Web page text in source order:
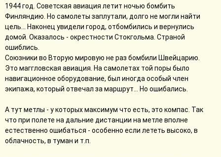
1944 год. Советская авиация летит ночью бомбить
Финляндию. Но самолеты заплутали, долго не могли найти
цель... Наконец увидели город, отбомбились и вернулись
домой. Оказалось - окрестности Стокгольма. Страной
ошиблись.
Союзники во Вторую мировую не раз бомбили Швейцарию.
Это маггловская авиация. На самолетах той поры было
навигационное оборудование, был иногда особый член
экипажа, который отвечал за маршрут... Но ошибались.
А тут метлы - у которых максимум что есть, это компас. Так
что при полете на дальние дистанции на метле вполне
естественно ошибаться - особенно если лететь высоко, в
облачность, в туман и т.п.